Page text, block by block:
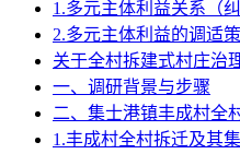
1.多元主体利益关系（纠
2.多元主体利益的调适
关于全村拆建式村庄治
一、调研背景与步骤
二、集士港镇丰成村全
1.丰成村全村拆迁及其